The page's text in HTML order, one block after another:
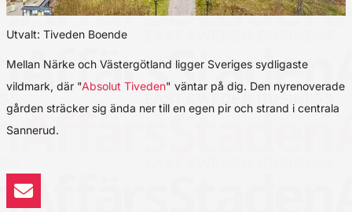
Utvalt: Tiveden Boende
Mellan Närke och Västergötland ligger Sveriges sydligaste
vildmark, där "Absolut Tiveden" väntar på dig. Den nyrenoverade
gården sträcker sig ända ner till en egen pir och strand i centrala
Sannerud.